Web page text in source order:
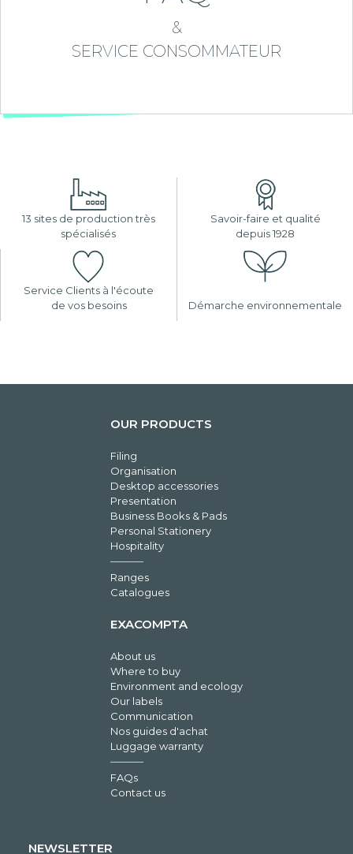
&
SERVICE CONSOMMATEUR
13 sites de production très
spécialisés
Savoir-faire et qualité
depuis 1928
Service Clients à l'écoute
de vos besoins
Démarche environnementale
OUR PRODUCTS
Filing
Organisation
Desktop accessories
Presentation
Business Books & Pads
Personal Stationery
Hospitality
Ranges
Catalogues
EXACOMPTA
About us
Where to buy
Environment and ecology
Our labels
Communication
Nos guides d'achat
Luggage warranty
FAQs
Contact us
NEWSLETTER